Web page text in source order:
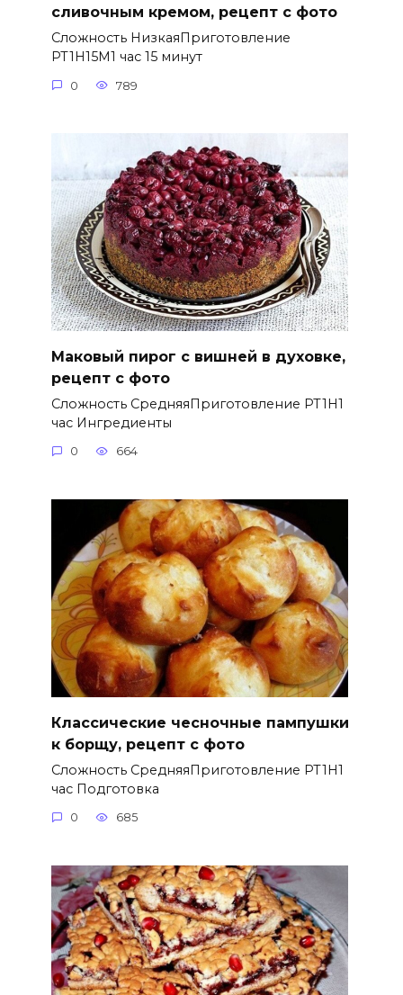
сливочным кремом, рецепт с фото
Сложность НизкаяПриготовление
PT1H15M1 час 15 минут
0 789
Маковый пирог с вишней в духовке,
рецепт с фото
Сложность СредняяПриготовление PT1H1
час Ингредиенты
0 664
Классические чесночные пампушки
к борщу, рецепт с фото
Сложность СредняяПриготовление PT1H1
час Подготовка
0 685